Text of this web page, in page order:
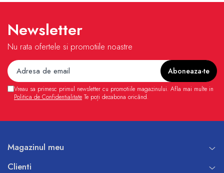
Newsletter
Nu rata ofertele si promotiile noastre
Vreau sa primesc primul newsletter cu promotiile magazinului. Afla mai multe in
Politica de Confidentialitate Te poți dezabona oricând.
Magazinul meu
Clienti